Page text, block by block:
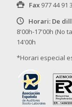
Fax 977 44 91
Horari: De
8'00h-17'00h (No
14'00h
*Horari especial